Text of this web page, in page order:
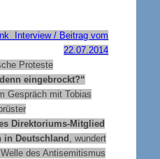
Interview / Beitrag vom
22.07.2014
Proteste
eingebrockt?“
Gespräch mit Tobias
Direktoriums-Mitglied
in Deutschland , wundert
des Antisemitismus